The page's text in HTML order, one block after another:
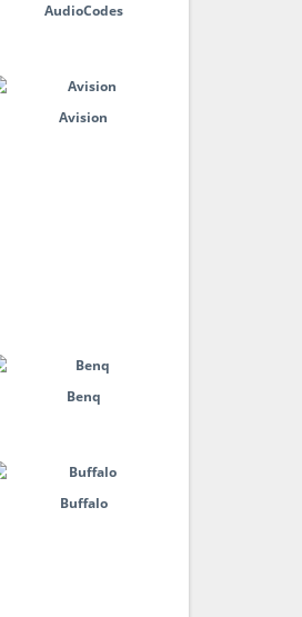
AudioCodes
Avision
Benq
Buffalo